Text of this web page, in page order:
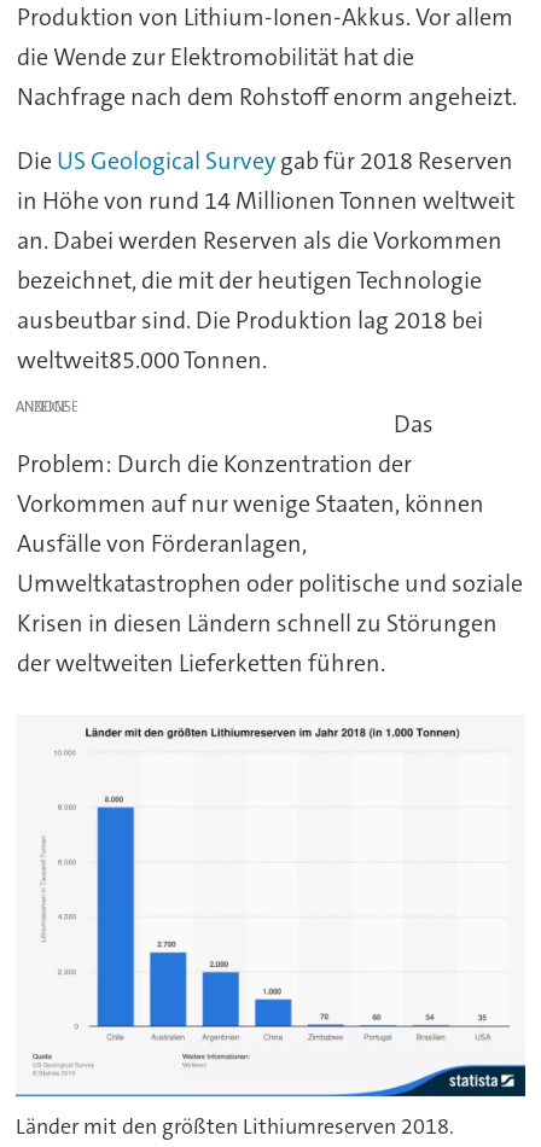
Produktion von Lithium-Ionen-Akkus. Vor allem
die Wende zur Elektromobilität hat die
Nachfrage nach dem Rohstoff enorm angeheizt.
Die US Geological Surveygab für 2018 Reserven
in Höhe von rund 14 Millionen Tonnen weltweit
an. Dabei werden Reserven als die Vorkommen
bezeichnet, die mit der heutigen Technologie
ausbeutbar sind. Die Produktion lag 2018 bei
weltweit85.000 Tonnen.
ANZEIGE
Das
Problem: Durch die Konzentration der
Vorkommen auf nur wenige Staaten, können
Ausfälle von Förderanlagen,
Umweltkatastrophen oder politische und soziale
Krisen in diesen Ländern schnell zu Störungen
der weltweiten Lieferketten führen.
Länder mit den größten Lithiumreserven 2018.